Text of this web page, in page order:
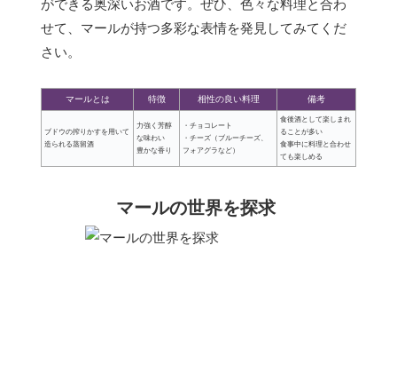
ができる奥深いお酒です。ぜひ、色々な料理と合わ
せて、マールが持つ多彩な表情を発見してみてくだ
さい。
マールとは 特徴 相性の良い料理 備考
ブドウの搾りかすを用いて
造られる蒸留酒
力強く芳醇
な味わい
豊かな香り
・チョコレート
・チーズ（ブルーチーズ、
フォアグラなど）
食後酒として楽しまれ
ることが多い
食事中に料理と合わせ
ても楽しめる
マールの世界を探求